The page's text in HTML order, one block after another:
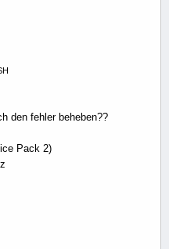
den fehler beheben??
Pack 2)